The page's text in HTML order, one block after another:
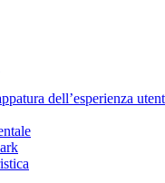
dell’esperienza